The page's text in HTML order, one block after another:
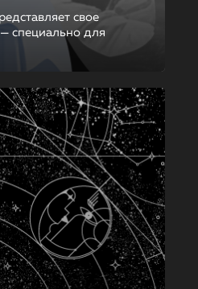
свое
специально для